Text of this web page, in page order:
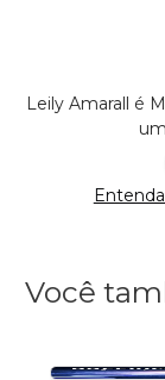
Leily Amarall é
Você